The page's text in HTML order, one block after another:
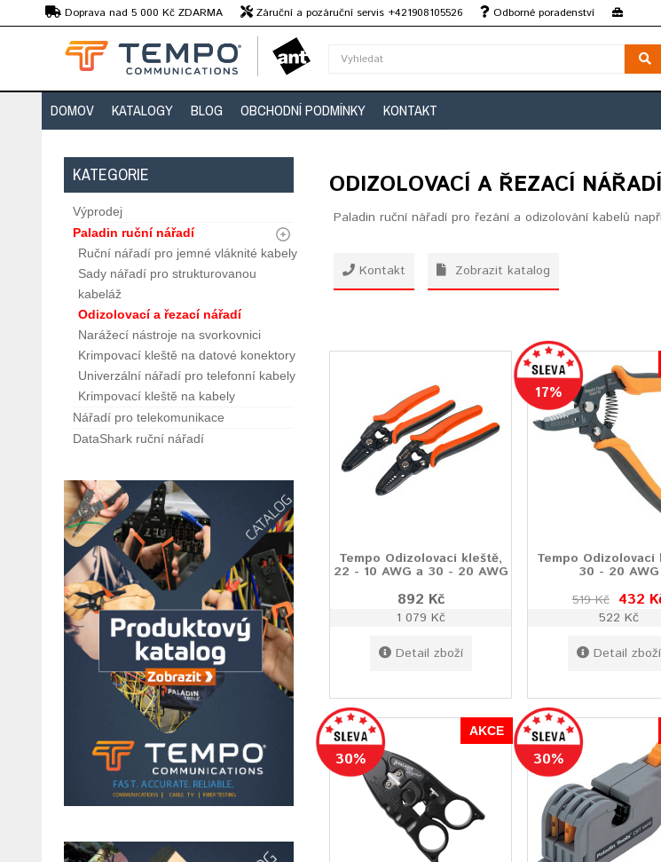
Doprava nad 5 000 Kč ZDARMA Záruční a pozáruční servis +421908105526
Odborné poradenství
Předvedení strojů
DOMOV KATALOGY BLOG OBCHODNÍ PODMÍNKY KONTAKT
KATEGORIE
Výprodej
Paladin ruční nářadí
Ruční nářadí pro jemné vláknité kabely
Sady nářadí pro strukturovanou
kabeláž
Odizolovací a řezací nářadí
Narážecí nástroje na svorkovnici
Krimpovací kleště na datové konektory
Univerzální nářadí pro telefonní kabely
Krimpovací kleště na kabely
Nářadí pro telekomunikace
DataShark ruční nářadí
ODIZOLOVACÍ A ŘEZACÍ NÁŘADÍ
Paladin ruční nářadí pro řezání a odizolování kabelů
Kontakt Zobrazit katalog
Tempo Odizolovací kleště,
22 - 10 AWG a 30 - 20 AWG
892 Kč
1 079 Kč
Detail zboží
17%
Tempo Odizolovací
30 - 20 AWG
519 Kč 432
522 Kč
Detail zboží
30%
AKCE
30%